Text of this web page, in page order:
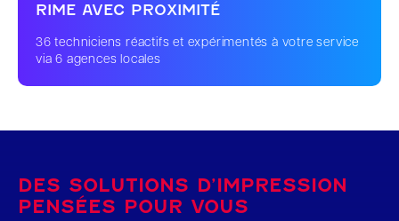
RIME AVEC PROXIMITÉ
36 techniciens réactifs et expérimentés à votre service
via 6 agences locales
DES SOLUTIONS D’IMPRESSION
PENSÉES POUR VOUS